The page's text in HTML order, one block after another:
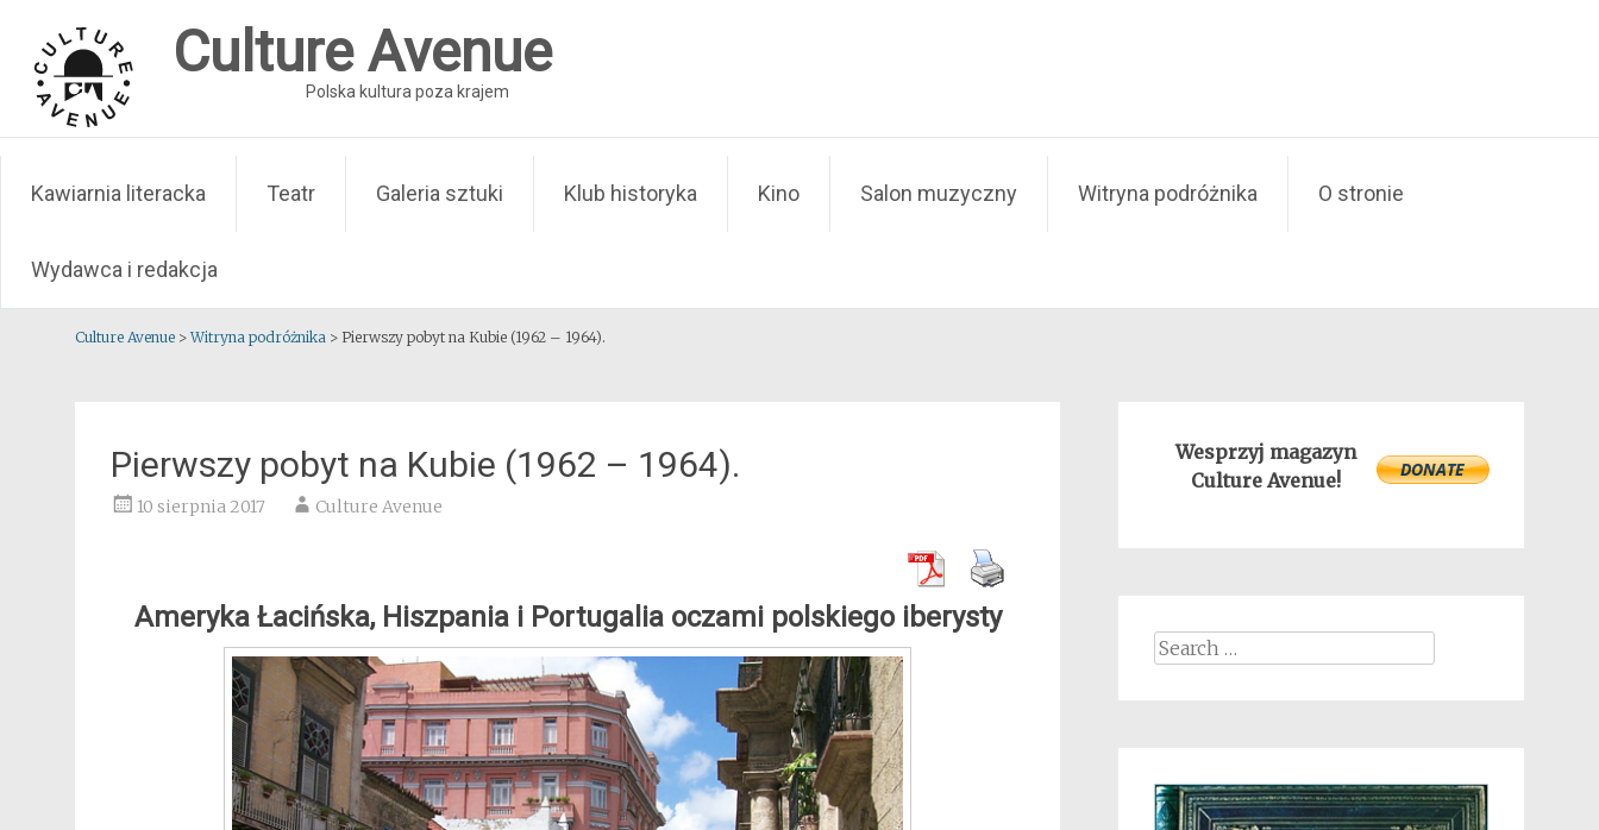
content
Culture Avenue
Polska kultura poza krajem
Kawiarnia literacka Teatr Galeria sztuki Klub historyka Kino Salon muzyczny Witryna podróżnika O stronie
Wydawca i redakcja
Culture Avenue >Witryna podróżnika > Pierwszy pobyt na Kubie (1962 – 1964).
Pierwszy pobyt na Kubie (1962 – 1964).
10 sierpnia 2017 Culture Avenue
Ameryka Łacińska, Hiszpania i Portugalia oczami polskiego iberysty
Wesprzyj magazyn
Culture Avenue!
Search